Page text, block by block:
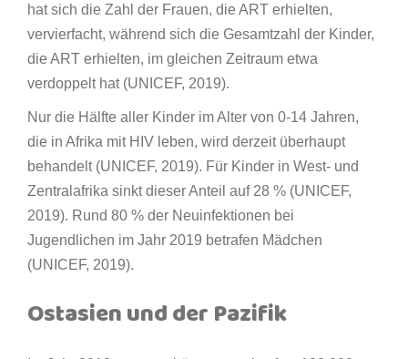
hat sich die Zahl der Frauen, die ART erhielten,
vervierfacht, während sich die Gesamtzahl der Kinder,
die ART erhielten, im gleichen Zeitraum etwa
verdoppelt hat (UNICEF, 2019).
Nur die Hälfte aller Kinder im Alter von 0-14 Jahren,
die in Afrika mit HIV leben, wird derzeit überhaupt
behandelt (UNICEF, 2019). Für Kinder in West- und
Zentralafrika sinkt dieser Anteil auf 28 % (UNICEF,
2019). Rund 80 % der Neuinfektionen bei
Jugendlichen im Jahr 2019 betrafen Mädchen
(UNICEF, 2019).
Ostasien und der Pazifik